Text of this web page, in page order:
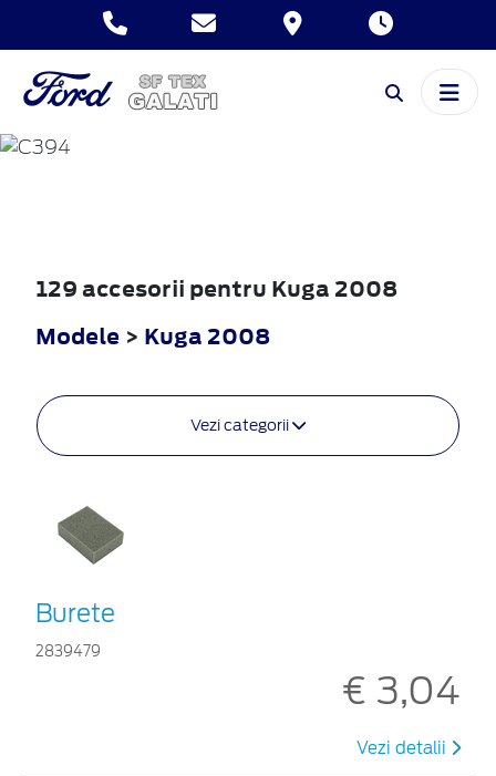
KUGA
129 accesorii pentru Kuga 2008
Modele > Kuga 2008
Vezi categorii
Burete
2839479
€ 3,04
Vezi detalii